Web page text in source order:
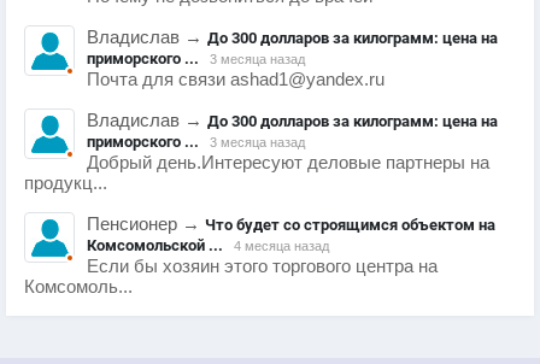
Владислав → До 300 долларов за килограмм: цена на
приморского ...
3 месяца назад
Почта для связи ashad1@yandex.ru
Владислав → До 300 долларов за килограмм: цена на
приморского ...
3 месяца назад
Добрый день.Интересуют деловые партнеры на
продукц...
Пенсионер → Что будет со строящимся объектом на
Комсомольской ...
4 месяца назад
Если бы хозяин этого торгового центра на
Комсомоль...